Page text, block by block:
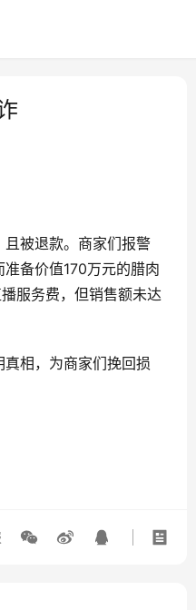
被退款。商家们报警
备价值170万元的腊肉
服务费，但销售额未达
相，为商家们挽回损